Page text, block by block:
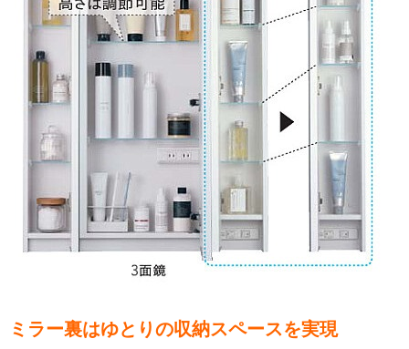
ミラー裏はゆとりの収納スペースを実現